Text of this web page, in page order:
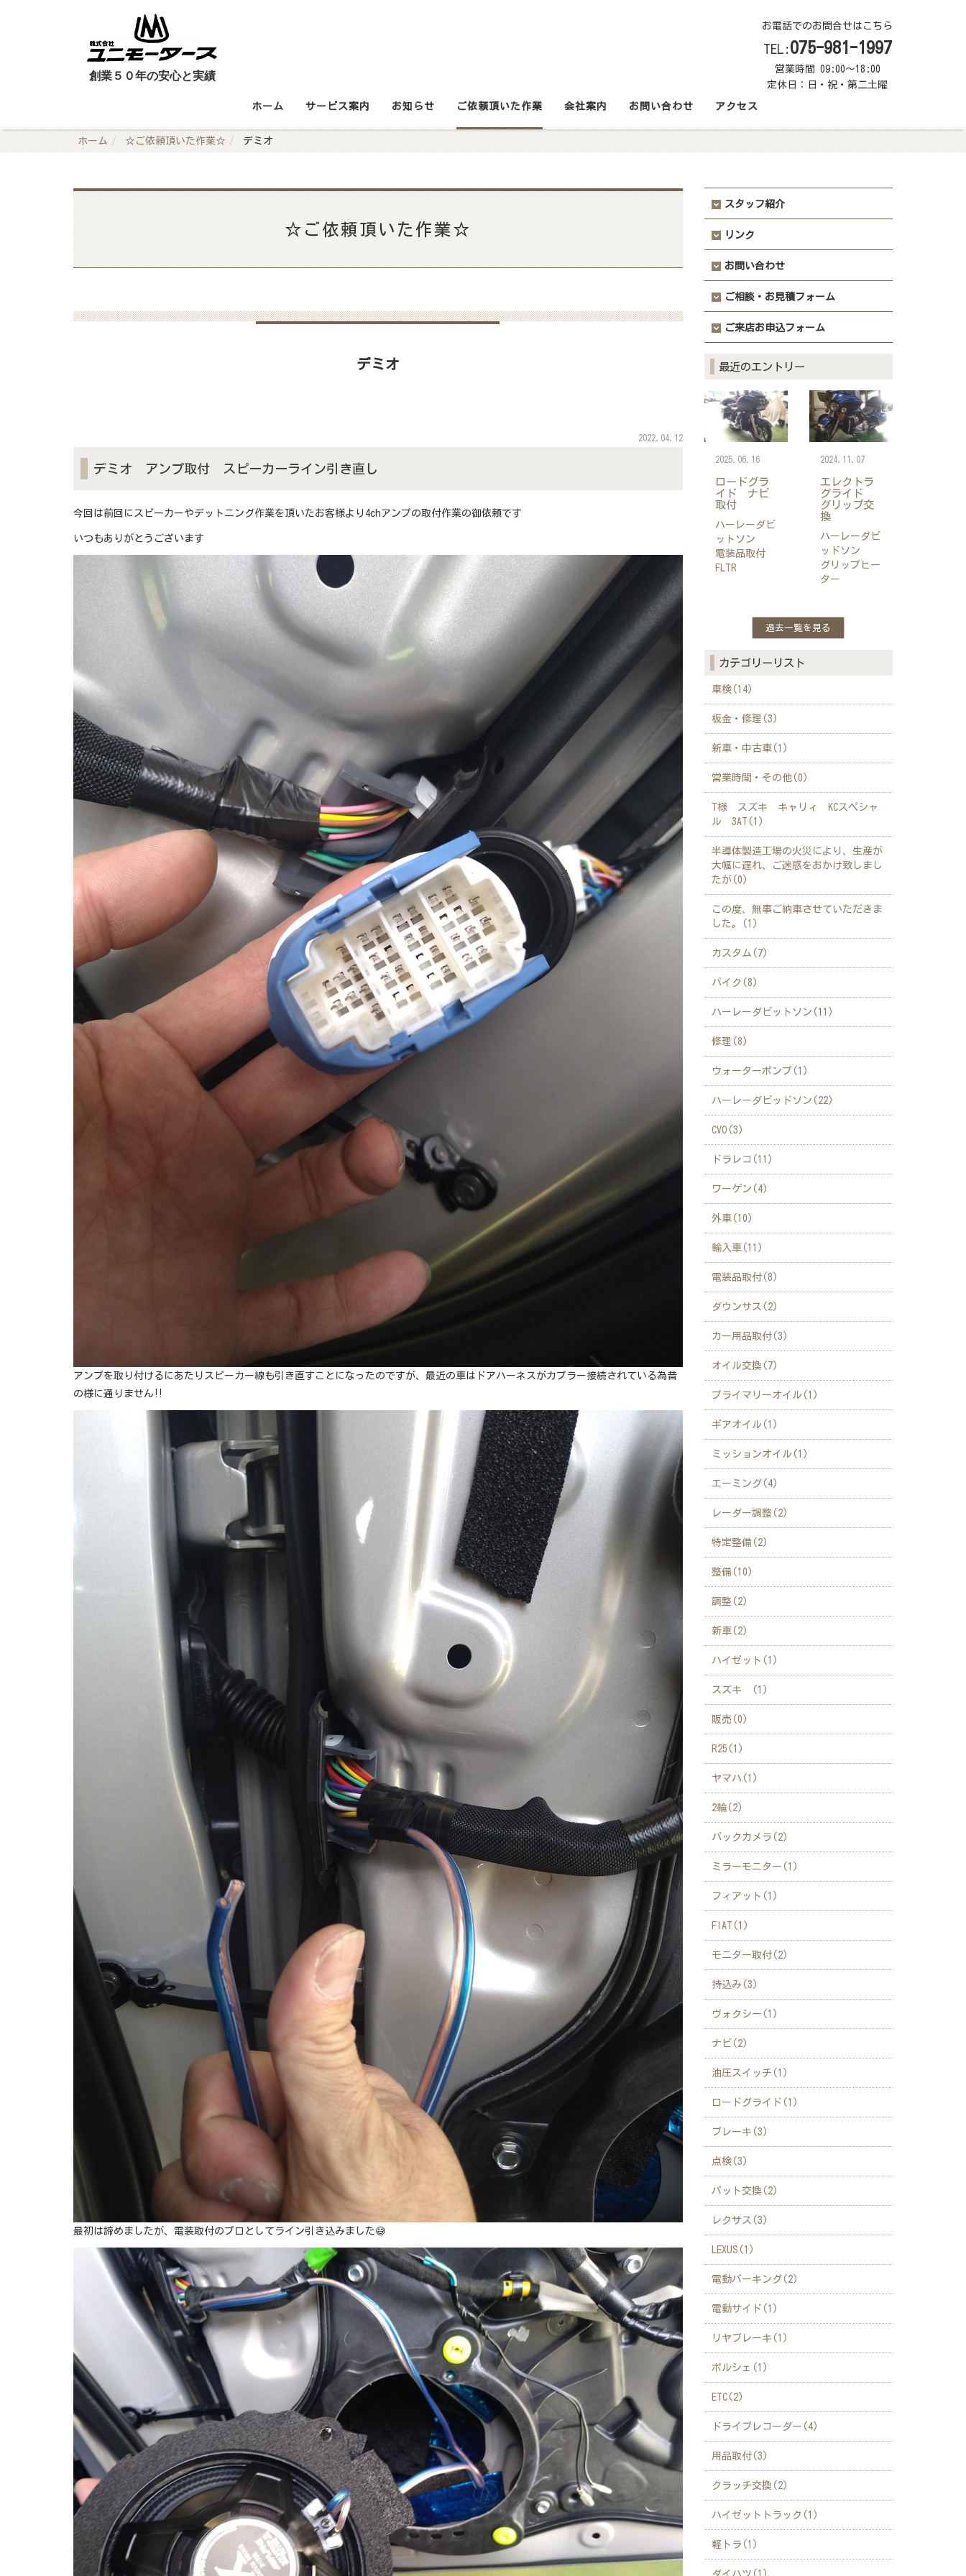
創業５０年の安心と実績
お電話でのお問合せはこちら
TEL:075-981-1997
営業時間 09:00～18:00
定休日：日・祝・第二土曜
ホーム サービス案内 お知らせ ご依頼頂いた作業 会社案内 お問い合わせ アクセス
ホーム ☆ご依頼頂いた作業☆ デミオ
☆ご依頼頂いた作業☆
デミオ
2022.04.12
デミオ アンプ取付 スピーカーライン引き直し
今回は前回にスピーカーやデットニング作業を頂いたお客様より4chアンプの取付作業の御依頼です
いつもありがとうございます
アンプを取り付けるにあたりスピーカー線も引き直すことになったのですが、最近の車はドアハーネスがカプラー接続されている為昔
の様に通りません‼
最初は諦めましたが、電装取付のプロとしてライン引き込みました😅
スタッフ紹介
リンク
お問い合わせ
ご相談・お見積フォーム
ご来店お申込フォーム
最近のエントリー
ロードグラ
イド ナビ
取付
2025.06.16
ハーレーダビ
ットソン
電装品取付
FLTR
エレクトラ
グライド
グリップ交
換
2024.11.07
ハーレーダビ
ッドソン
グリップヒー
ター
過去一覧を見る
カテゴリーリスト
車検(14)
板金・修理(3)
新車・中古車(1)
営業時間・その他(0)
T様 スズキ キャリィ KCスペシャ
ル 3AT(1)
半導体製造工場の火災により、生産が
大幅に遅れ、ご迷惑をおかけ致しまし
たが(0)
この度、無事ご納車させていただきま
した。(1)
カスタム(7)
バイク(8)
ハーレーダビットソン(11)
修理(8)
ウォーターポンプ(1)
ハーレーダビッドソン(22)
CVO(3)
ドラレコ(11)
ワーゲン(4)
外車(10)
輸入車(11)
電装品取付(8)
ダウンサス(2)
カー用品取付(3)
オイル交換(7)
プライマリーオイル(1)
ギアオイル(1)
ミッションオイル(1)
エーミング(4)
レーダー調整(2)
特定整備(2)
整備(10)
調整(2)
新車(2)
ハイゼット(1)
スズキ (1)
販売(0)
R25(1)
ヤマハ(1)
2輪(2)
バックカメラ(2)
ミラーモニター(1)
フィアット(1)
FIAT(1)
モニター取付(2)
持込み(3)
ヴォクシー(1)
ナビ(2)
油圧スイッチ(1)
ロードグライド(1)
ブレーキ(3)
点検(3)
パット交換(2)
レクサス(3)
LEXUS(1)
電動パーキング(2)
電動サイド(1)
リヤブレーキ(1)
ポルシェ(1)
ETC(2)
ドライブレコーダー(4)
用品取付(3)
クラッチ交換(2)
ハイゼットトラック(1)
軽トラ(1)
ダイハツ(1)